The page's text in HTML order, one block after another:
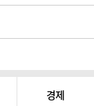
경제